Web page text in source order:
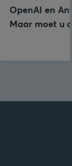
OpenAI en
Maar moet u